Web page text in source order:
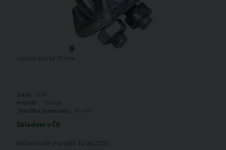
Skladem v ČR
Můžete mít: Pondělí 10.08.2026
Lanová svorka 10 mm
Závit :
8 M
Průměr :
10 mm
Tloušťka materiálu:
10 mm